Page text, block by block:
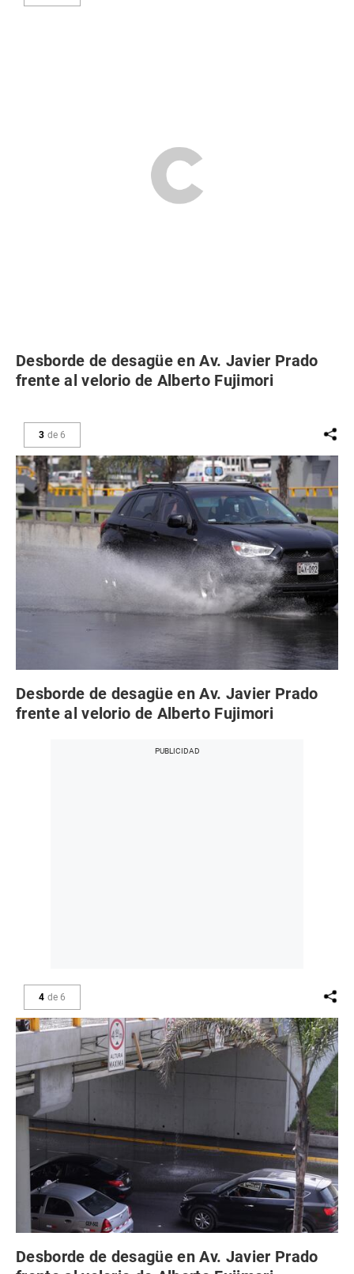
Desborde de desagüe en Av. Javier Prado
frente al velorio de Alberto Fujimori
3 de 6
Desborde de desagüe en Av. Javier Prado
frente al velorio de Alberto Fujimori
4 de 6
Desborde de desagüe en Av. Javier Prado